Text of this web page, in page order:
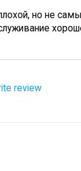
но не
review